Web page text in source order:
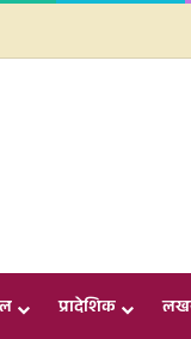
प्रादेशिक